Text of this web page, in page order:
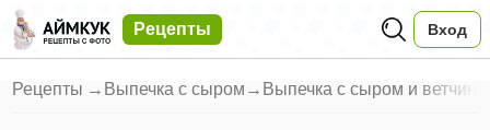
Рецепты Вход
Рецепты → Выпечка с сыром → Выпечка с сыром и